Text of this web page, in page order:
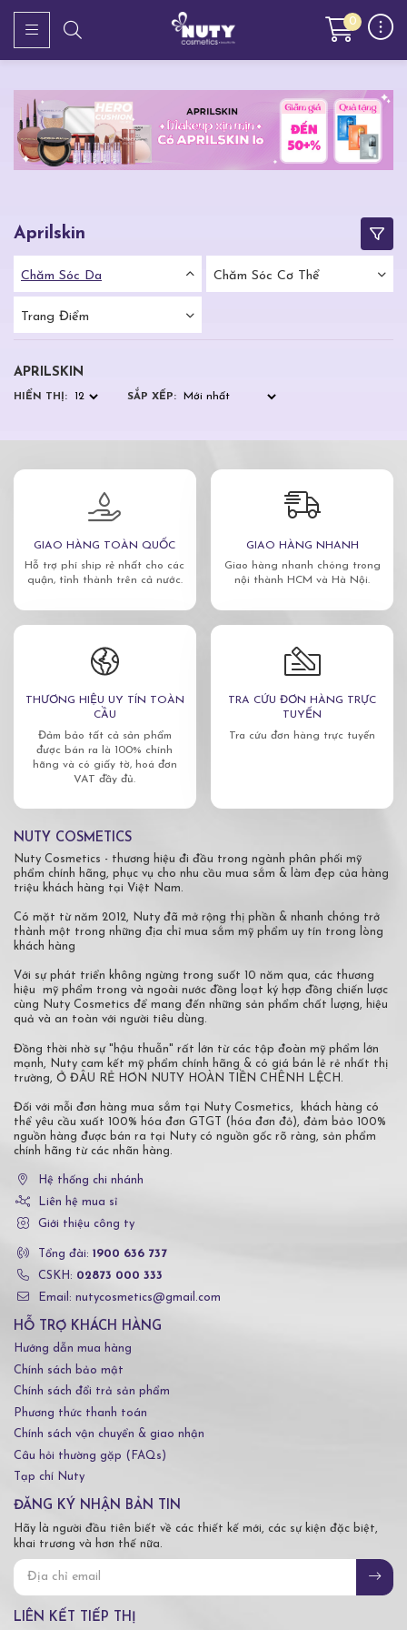
0
Aprilskin
Chăm Sóc Da Chăm Sóc Cơ Thể
Trang Điểm
APRILSKIN
HIỂN THỊ: SẮP XẾP:
GIAO HÀNG TOÀN QUỐC
Hỗ trợ phí ship rẻ nhất cho các
quận, tỉnh thành trên cả nước.
GIAO HÀNG NHANH
Giao hàng nhanh chóng trong
nội thành HCM và Hà Nội.
THƯƠNG HIỆU UY TÍN TOÀN
CẦU
Đảm bảo tất cả sản phẩm
được bán ra là 100% chính
hãng và có giấy tờ, hoá đơn
VAT đầy đủ.
TRA CỨU ĐƠN HÀNG TRỰC
TUYẾN
Tra cứu đơn hàng trực tuyến
NUTY COSMETICS
Nuty Cosmetics - thương hiệu đi đầu trong ngành phân phối mỹ
phẩm chính hãng, phục vụ cho nhu cầu mua sắm & làm đẹp của hàng
triệu khách hàng tại Việt Nam.
Có mặt từ năm 2012, Nuty đã mở rộng thị phần & nhanh chóng trở
thành một trong những địa chỉ mua sắm mỹ phẩm uy tín trong lòng
khách hàng
Với sự phát triển không ngừng trong suốt 10 năm qua, các thương
hiệu mỹ phẩm trong và ngoài nước đồng loạt ký hợp đồng chiến lược
cùng Nuty Cosmetics để mang đến những sản phẩm chất lượng, hiệu
quả và an toàn với người tiêu dùng.
Đồng thời nhờ sự "hậu thuẫn" rất lớn từ các tập đoàn mỹ phẩm lớn
mạnh, Nuty cam kết mỹ phẩm chính hãng & có giá bán lẻ rẻ nhất thị
trường, Ở ĐÂU RẺ HƠN NUTY HOÀN TIỀN CHÊNH LỆCH.
Đối với mỗi đơn hàng mua sắm tại Nuty Cosmetics, khách hàng có
thể yêu cầu xuất 100% hóa đơn GTGT (hóa đơn đỏ), đảm bảo 100%
nguồn hàng được bán ra tại Nuty có nguồn gốc rõ ràng, sản phẩm
chính hãng từ các nhãn hàng.
Hệ thống chi nhánh
Liên hệ mua sỉ
Giới thiệu công ty
Tổng đài: 1900 636 737
CSKH: 02873 000 333
Email: nutycosmetics@gmail.com
HỖ TRỢ KHÁCH HÀNG
Hướng dẫn mua hàng
Chính sách bảo mật
Chính sách đổi trả sản phẩm
Phương thức thanh toán
Chính sách vận chuyển & giao nhận
Câu hỏi thường gặp (FAQs)
Tạp chí Nuty
ĐĂNG KÝ NHẬN BẢN TIN
Hãy là người đầu tiên biết về các thiết kế mới, các sự kiện đặc biệt,
khai trương và hơn thế nữa.
LIÊN KẾT TIẾP THỊ